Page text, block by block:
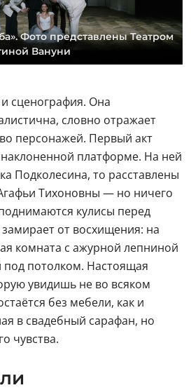
Фото представлены Театром
Вануни
сценография. Она
словно отражает
персонажей. Первый акт
платформе. На ней
Подколесина, то расставлены
Тихоновны — но ничего
кулисы перед
от восхищения: на
комната с ажурной лепниной
потолком. Настоящая
увидишь не во всяком
без мебели, как и
в свадебный сарафан, но
чувства.